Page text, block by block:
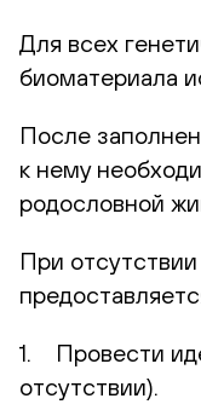
Для всех
биоматериала
После
к нему
родословной
При
1. Провести
отсутствии).